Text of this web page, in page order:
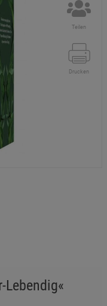
Teilen
Drucken
Lebendig«